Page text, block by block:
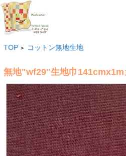
TOP > コットン無地生地
無地"wf29"生地巾